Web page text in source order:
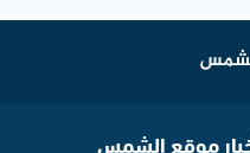
موقع الشمس